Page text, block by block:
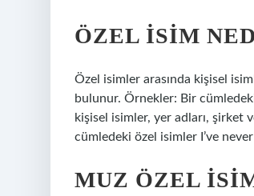
ÖZEL ISIM
Özel isimler arasında kişisel
bulunur. Örnekler: Bir
kişisel isimler, yer adları, şirket
cümledeki özel isimler I’ve
MUZ ÖZEL